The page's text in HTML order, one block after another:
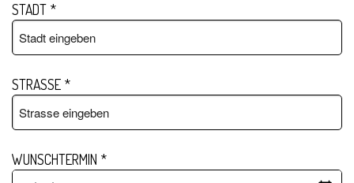
STADT *
STRASSE *
WUNSCHTERMIN *